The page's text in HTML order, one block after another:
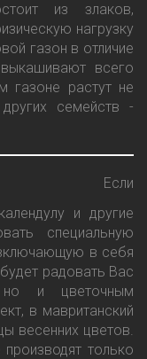
из злаков,
нагрузку
газон в отличие
всего
газоне растут не
семейств -
Если
и другие
специальную
в себя
радовать Вас
и цветочным
в мавританский
весенних цветов.
только